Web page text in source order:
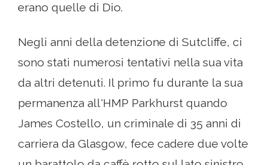
erano quelle di Dio.
Negli anni della detenzione di Sutcliffe, ci
sono stati numerosi tentativi nella sua vita
da altri detenuti. Il primo fu durante la sua
permanenza all'HMP Parkhurst quando
James Costello, un criminale di 35 anni di
carriera da Glasgow, fece cadere due volte